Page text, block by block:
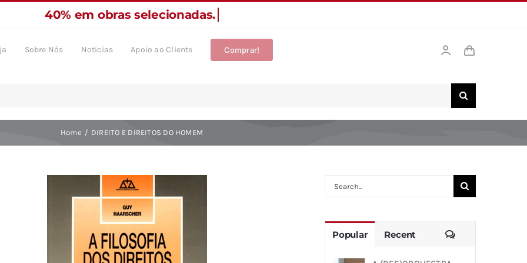
Sobre Nós Noticias Apoio ao Cliente Comprar!
Home DIREITO E DIREITOS DO HOMEM
Search
Popular Recent Comments